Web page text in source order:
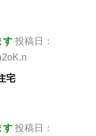
す 投稿日：
宅
す 投稿日：